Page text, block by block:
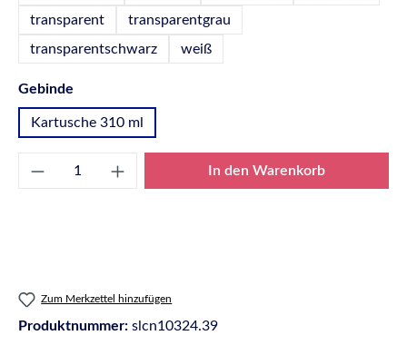
transparent
transparentgrau
transparentschwarz
weiß
Gebinde
Kartusche 310 ml
Produkt Anzahl: Gib den gewünschten
In den Warenkorb
Zum Merkzettel hinzufügen
Produktnummer: slcn10324.39